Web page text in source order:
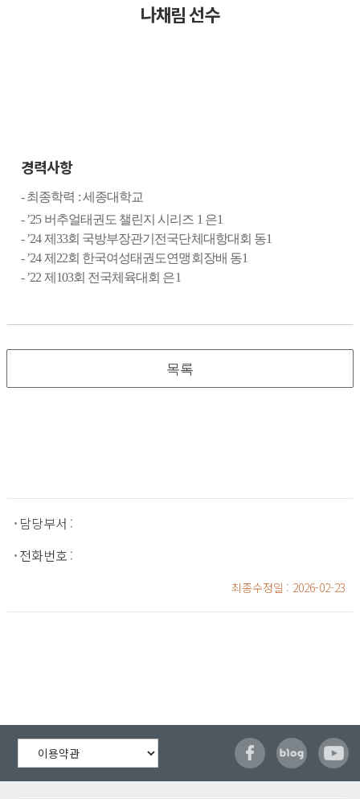
나채림 선수
경력사항
-최종학력 :세종대학교
- ’25 버추얼태권도 챌린지 시리즈 1 은1
- ’24제 33회 국방부장관기전국단체대항대회 동1
- ’24제 22회 한국여성태권도연맹회장배 동1
- ’22 제 103회 전국체육대회 은1
목록
담당부서 :
전화번호 :
최종수정일 : 2026-02-23